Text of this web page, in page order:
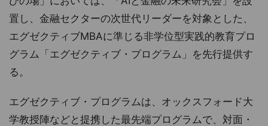
置し、金融セクターの次世代リーダーを対象とした、
エグゼクティブMBAに準じる非学位型実践的教育プロ
グラム「エグゼクティブ・プログラム」を先行提供す
る。
エグゼクティブ・プログラムは、オックスフォード大
学教授陣などと提携した最先端プログラムで、対面・